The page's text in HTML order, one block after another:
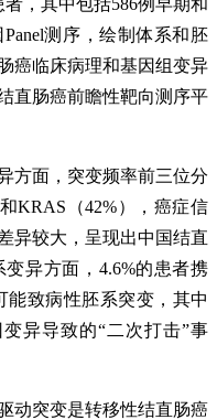
测序，绘制体系和胚
癌临床病理和基因组变异
直肠癌前瞻性靶向测序平
方面，突变频率前三位分
KRAS（42%），癌症信
异较大，呈现出中国结直
异方面，4.6%的患者携
致病性胚系突变，其中
异导致的“二次打击”事
动突变是转移性结直肠癌